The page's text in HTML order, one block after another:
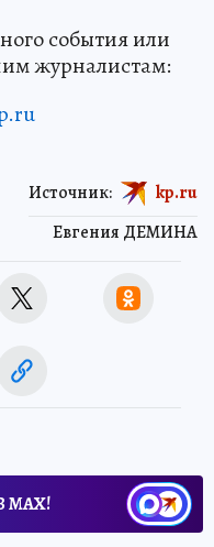
события или
журналистам:
Евгения ДЕМИНА
Источник: kp.ru
МАХ!